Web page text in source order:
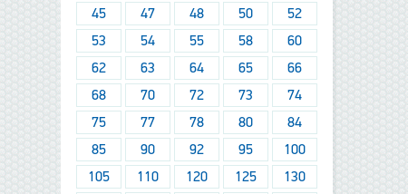
45
47 48 50
52
53
54 55 58
60
62
63 64 65
66
68
70 72 73
74
75
77 78 80
84
85
90 92 95
100
105
110 120 125
130